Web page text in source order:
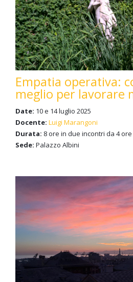
Empatia operativa:
meglio per lavorare
Date: 10 e 14 luglio 2025
Docente: Luigi Marangoni
Durata: 8 ore in due incontri da 4 ore
Sede: Palazzo Albini